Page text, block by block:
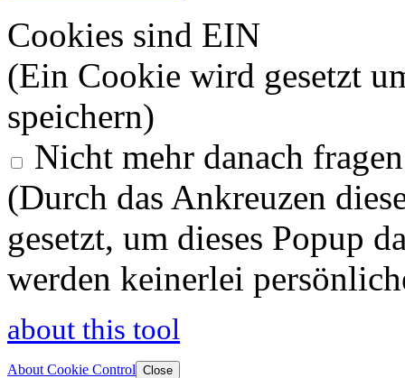
Cookies sind EIN
(Ein Cookie wird gesetzt
speichern)
Nicht mehr danach fragen
(Durch das Ankreuzen
gesetzt, um dieses Popup
werden keinerlei
about this tool
About Cookie Control Close